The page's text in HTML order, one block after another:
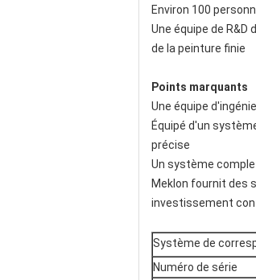
Environ 100
Une équipe de
de la peinture finie
Points marquants
Une équipe
Équipé d'un
précise
Un système
Meklon fournit des
investissement
Système de
Numéro de série